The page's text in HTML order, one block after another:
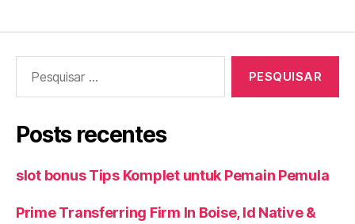
por:
Posts recentes
slot bonus Tips Komplet untuk Pemain Pemula
Prime Transferring Firm In Boise, Id Native &